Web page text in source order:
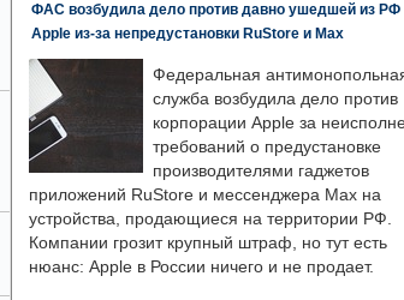
ФАС возбудила дело против давно ушедшей из РФ
Apple из-за непредустановки RuStore и Max
Федеральная
служба возбудила дело против
корпорации Apple за
требований о предустановке
производителями гаджетов
приложений RuStore и мессенджера Max на
устройства, продающиеся на территории РФ.
Компании грозит крупный штраф, но тут есть
нюанс: Apple в России ничего и не продает.